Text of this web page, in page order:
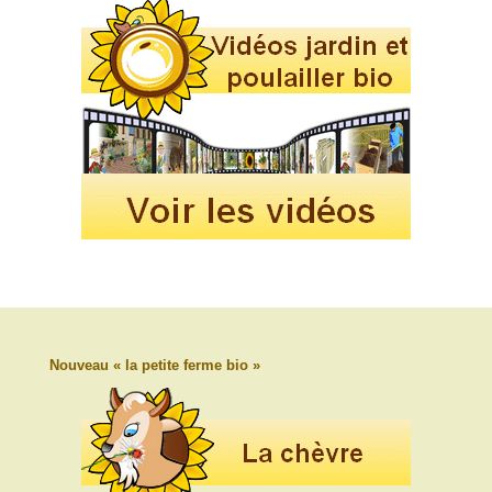
Nouveau « la petite ferme bio »